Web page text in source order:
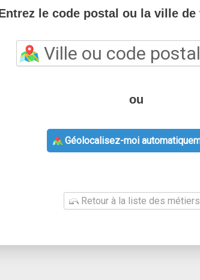
le code postal ou la ville
ou
Géolocalisez-moi
Retour à la liste des métiers